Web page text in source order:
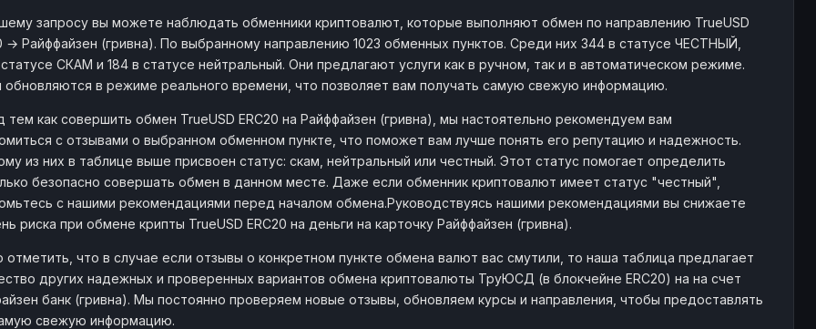
запросу вы можете наблюдать обменники криптовалют, которые выполняют обмен по направлению TrueUSD
→ Райффайзен (гривна). По выбранному направлению 1023 обменных пунктов. Среди них 344 в статусе ЧЕСТНЫЙ,
СКАМ и 184 в статусе нейтральный. Они предлагают услуги как в ручном, так и в автоматическом режиме.
обновляются в режиме реального времени, что позволяет вам получать самую свежую информацию.
тем как совершить обмен TrueUSD ERC20 на Райффайзен (гривна), мы настоятельно рекомендуем вам
с отзывами о выбранном обменном пункте, что поможет вам лучше понять его репутацию и надежность.
из них в таблице выше присвоен статус: скам, нейтральный или честный. Этот статус помогает определить
безопасно совершать обмен в данном месте. Даже если обменник криптовалют имеет статус "честный",
с нашими рекомендациями перед началом обмена.Руководствуясь нашими рекомендациями вы снижаете
риска при обмене крипты TrueUSD ERC20 на деньги на карточку Райффайзен (гривна).
отметить, что в случае если отзывы о конкретном пункте обмена валют вас смутили, то наша таблица предлагает
других надежных и проверенных вариантов обмена криптовалюты ТруЮСД (в блокчейне ERC20) на на счет
банк (гривна). Мы постоянно проверяем новые отзывы, обновляем курсы и направления, чтобы предоставлять
свежую информацию.